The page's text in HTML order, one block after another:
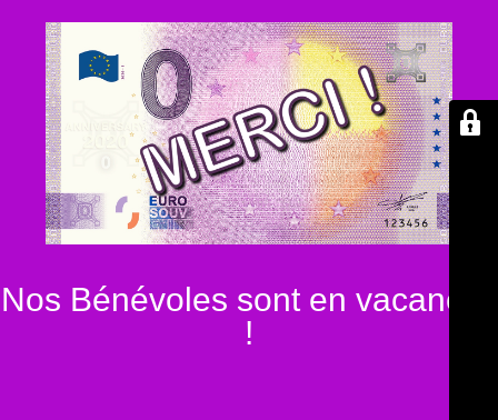
Nos Bénévoles sont en vacances
!